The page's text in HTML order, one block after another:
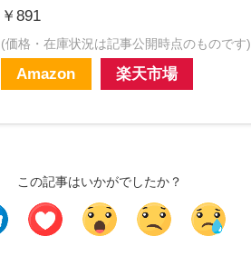
￥891
(価格・在庫状況は記事公開時点のものです)
Amazon 楽天市場
この記事はいかがでしたか？